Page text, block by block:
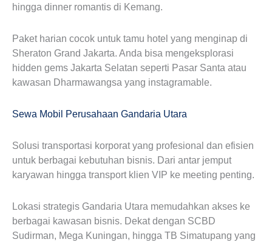
hingga dinner romantis di Kemang.
Paket harian cocok untuk tamu hotel yang menginap di
Sheraton Grand Jakarta. Anda bisa mengeksplorasi
hidden gems Jakarta Selatan seperti Pasar Santa atau
kawasan Dharmawangsa yang instagramable.
Sewa Mobil Perusahaan Gandaria Utara
Solusi transportasi korporat yang profesional dan efisien
untuk berbagai kebutuhan bisnis. Dari antar jemput
karyawan hingga transport klien VIP ke meeting penting.
Lokasi strategis Gandaria Utara memudahkan akses ke
berbagai kawasan bisnis. Dekat dengan SCBD
Sudirman, Mega Kuningan, hingga TB Simatupang yang